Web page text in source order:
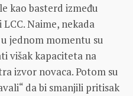
kao basterd između
Naime, nekada
jednom momentu su
višak kapaciteta na
izvor novaca. Potom su
da bi smanjili pritisak